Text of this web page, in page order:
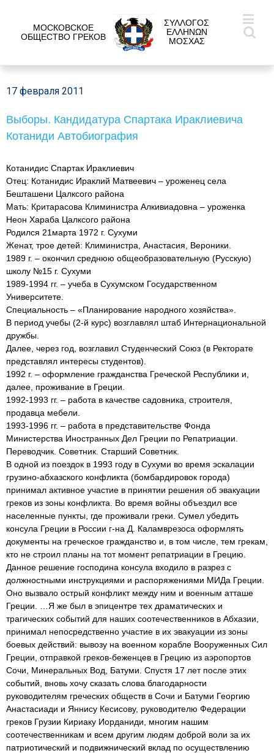
МОСКОВСКОЕ
ОБЩЕСТВО ГРЕКОВ
ΣΥΛΛΟΓΟΣ
ΕΛΛΗΝΩΝ
ΜΟΣΧΑΣ
17 февраля 2011
Выборы. Кандидатура Спартака Ираклиевича
Котаниди Автобиография
Котанидис Спартак Ираклиевич
Отец: Котанидис Ираклий Матвеевич – уроженец села
Бешташени Цалксого района
Мать: Критарасова Климинистра Алкивиадовна – уроженка
Неон Хараба Цалксого района
Родился 21марта 1972 г. Сухуми
Женат, трое детей: Климинистра, Анастасия, Вероники.
1989 г. – окончил среднюю общеобразовательную (Русскую)
школу №15 г. Сухуми
1989-1994 гг. – учеба в Сухумском Государственном
Университете.
Специальность – «Планирование народного хозяйства».
В период учебы (2-й курс) возглавлял штаб Интернациональной
дружбы.
Далее, через год, возглавил Студенческий Союз (в Ректорате
представлял интересы студентов).
1992 г. – оформление гражданства Греческой Республики и,
далее, проживание в Греции.
1992-1993 гг. – работа в качестве садовника, строителя,
продавца мебели.
1993-1996 гг. – работа в представительстве Фонда
Министерства Иностранных Дел Греции по Репатриации.
Переводчик. Советник. Старший Советник.
В одной из поездок в 1993 году в Сухуми во время эскалации
грузино-абхазского конфликта (бомбардировок города)
принимал активное участие в принятии решения об эвакуации
греков из зоны конфликта. Во время войны объездил все
населенные пункты, где проживали греки. Сумел убедить
консула Греции в России г-на Д. Каламврезоса оформлять
документы на греческое гражданство и, в том числе, тем грекам,
кто не строил планы на тот момент репатриации в Грецию.
Данное решение господина консула входило в разрез с
должностными инструкциями и распоряжениями МИДа Греции.
Оно вызвало острый конфликт между ним и военным атташе
Греции. …Я же был в эпицентре тех драматических и
трагических событий для наших соотечественников в Абхазии,
принимал непосредственно участие в их эвакуации из зоны
боевых действий: вывозу на военном корабле Вооруженных Сил
Греции, отправкой греков-беженцев в Грецию из аэропортов
Сочи, Минеральных Вод, Батуми. Спустя 17 лет после этих
событий, вновь хочу сказать слова благодарности
руководителям греческих обществ в Сочи и Батуми Георгию
Анастасиади и Яннису Кесисову, руководителю Федерации
греков Грузии Кириаку Иорданиди, многим нашим
соотечественникам и всем другим людям доброй воли за их
патриотический и подвижнический вклад по осуществлению